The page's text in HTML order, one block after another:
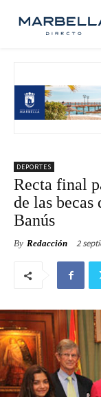
DEPORTES
Recta final
de las
Banús
By Redacción 2